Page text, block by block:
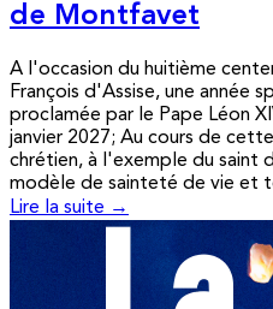
de Montfavet
A l'occasion du huitième
François d'Assise, une année
proclamée par le Pape Léon
janvier 2027; Au cours de
chrétien, à l'exemple du saint
modèle de sainteté de vie et
Lire la suite →